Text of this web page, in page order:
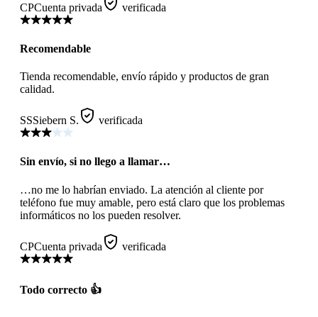
CPCuenta privada verificada
Recomendable
Tienda recomendable, envío rápido y productos de gran
calidad.
SSSiebern S. verificada
Sin envío, si no llego a llamar…
…no me lo habrían enviado. La atención al cliente por
teléfono fue muy amable, pero está claro que los problemas
informáticos no los pueden resolver.
CPCuenta privada verificada
Todo correcto 👍